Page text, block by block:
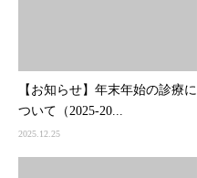
【お知らせ】年末年始の診療に
ついて（2025-20...
2025.12.25